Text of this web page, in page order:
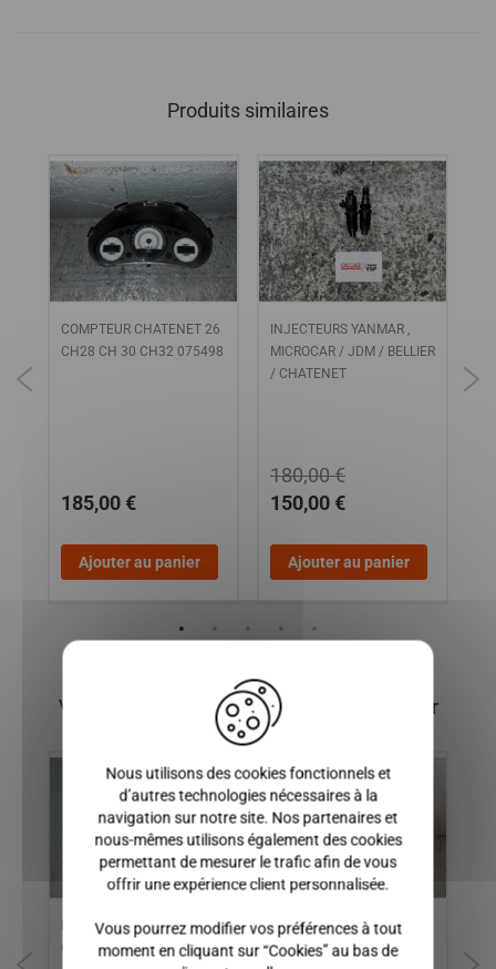
Produits similaires
COMPTEUR CHATENET 26
CH28 CH 30 CH32 075498
185,00 €
Ajouter au panier
INJECTEURS YANMAR ,
MICROCAR / JDM / BELLIER
/ CHATENET
150,00 €
180,00 €
Ajouter au panier
Vous pourriez également être intéressé par
RADIATEUR MICROCAR,
CHATENET, JDM, BELLIER
CUSTODE VITRE
DROITE/PASSAGER
Nous utilisons des cookies fonctionnels et
d’autres technologies nécessaires à la
navigation sur notre site. Nos partenaires et
nous-mêmes utilisons également des cookies
permettant de mesurer le trafic afin de vous
offrir une expérience client personnalisée.
Vous pourrez modifier vos préférences à tout
moment en cliquant sur “Cookies” au bas de